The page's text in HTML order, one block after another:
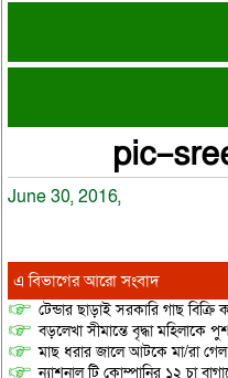
June 30, 2016,
এ বিভাগের আরো সংবাদ
টেন্ডার ছাড়াই সরকারি গাছ
বড়লেখা সীমান্তে বৃদ্ধা মহিলাকে
মাছ ধরার জালে আটকে মা/রা
ন্যাশনাল টি কোম্পানির ১২ চা